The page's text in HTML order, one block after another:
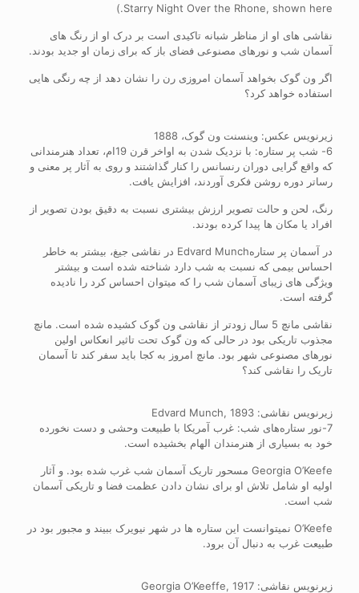
Starry Night Over the Rhone, shown here.)
نقاشی های او از مناظر شبانه تاکیدی است بر درک او از رنگ های
آسمان شب و نورهای مصنوعی فضای باز که برای زمان او جدید بودند.
اگر ون گوک بخواهد آسمان امروزی رن را نشان دهد از چه رنگی هایی
استفاده خواهد کرد؟
زیرنویس عکس: وینسنت ون گوک، 1888
6- شب پر ستاره: با نزدیک شدن به اواخر قرن 19ام، تعداد هنرمندانی
که واقع گرایی دوران رنسانس را کنار گذاشتند و روی به آثار پر معنی و
رساتر دوره روشن فکری آوردند، افزایش یافت.
رنگ، لحن و حالت تصویر ارزش بیشتری نسبت به دقیق بودن تصویر از
افراد یا مکان ها پیدا کرده بودند.
در آسمان پر ستارهEdvard Munch در نقاشی جیغ، بیشتر به خاطر
احساس بیمی که نسبت به شب دارد شناخته شده است و بیشتر
ویژگی های زیبای آسمان شب را که میتوان احساس کرد را نادیده
گرفته است.
نقاشی مانچ 5 سال زودتر از نقاشی ون گوک کشیده شده است. مانچ
مجذوب تاریکی بود در حالی که ون گوک تحت تاثیر انعکاس اولین
نورهای مصنوعی شهر بود. مانچ امروز به کجا باید سفر کند تا آسمان
تاریک را نقاشی کند؟
زیرنویس نقاشی: Edvard Munch, 1893
7-نور ستاره‌های شب: غرب آمریکا با طبیعت وحشی و دست نخورده
خود به بسیاری از هنرمندان الهام بخشیده است.
Georgia O’Keefe مسحور تاریک آسمان شب غرب شده بود. و آثار
اولیه او شامل تلاش او برای نشان دادن عظمت فضا و تاریکی آسمان
شب است.
O’Keefe نمیتوانست این ستاره ها در شهر نیویرک ببیند و مجبور بود در
طبیعت غرب به دنبال آن برود.
زیرنویس نقاشی: Georgia O’Keeffe, 1917